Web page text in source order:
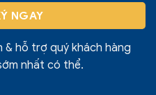
& hỗ trợ quý khách hàng
nhất có thể.